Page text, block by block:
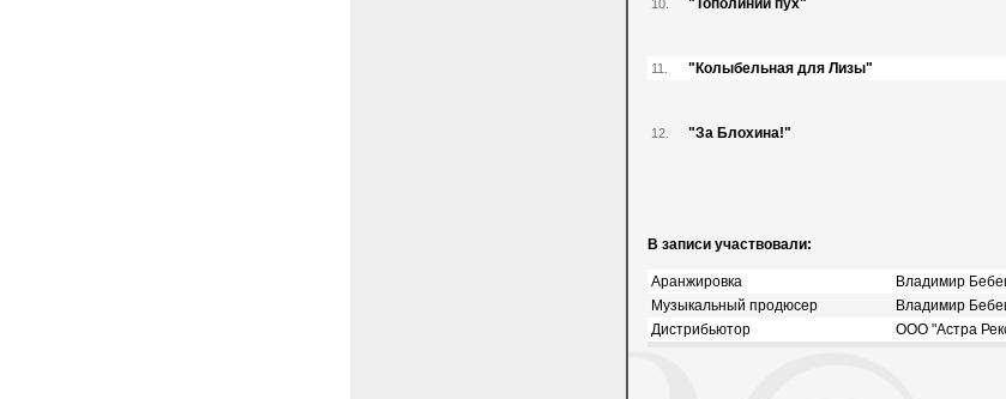
10. "Тополиний пух"
11. "Колыбельная для Лизы"
12. "За Блохина!"
В записи участвовали:
Аранжировка
Владимир
Музыкальный продюсер
Владимир
Дистрибьютор
ООО "Астра